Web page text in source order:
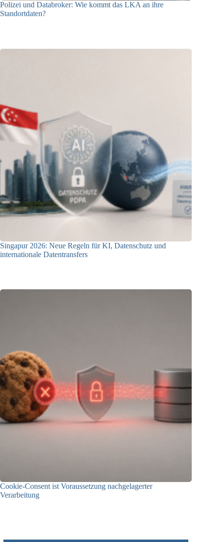
Polizei und Databroker: Wie kommt das LKA an ihre
Standortdaten?
Singapur 2026: Neue Regeln für KI, Datenschutz und
internationale Datentransfers
Cookie-Consent ist Voraussetzung nachgelagerter
Verarbeitung